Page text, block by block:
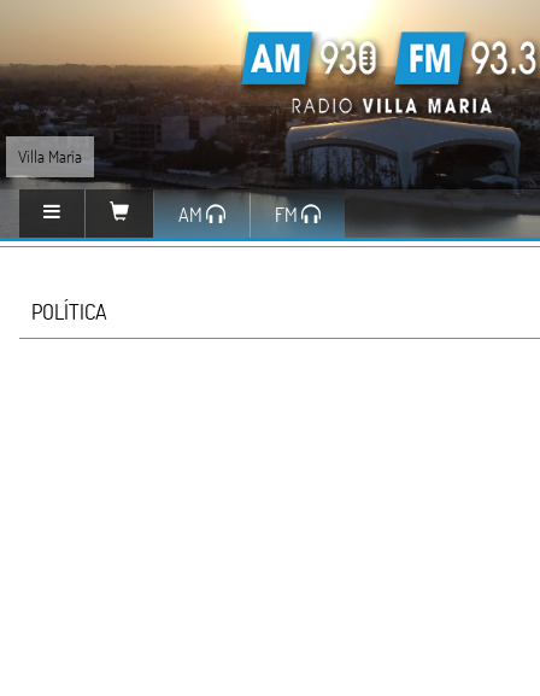
Villa María
AM FM
POLÍTICA